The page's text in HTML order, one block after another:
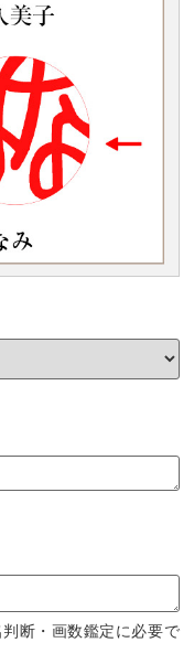
断・画数鑑定に必要で